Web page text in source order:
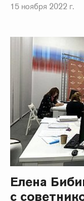
15 ноября 2022 г.
Елена
с